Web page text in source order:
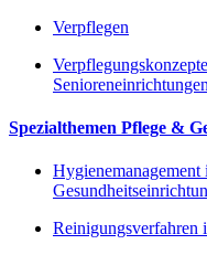
Verpflegen
Senioreneinrichtungen
Spezialthemen Pflege &
Hygienemanagement
Reinigungsverfahren